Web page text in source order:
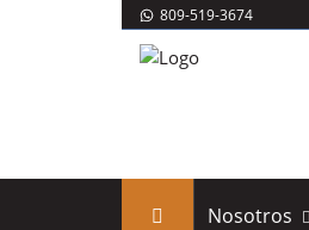
809-519-3674
Nosotros